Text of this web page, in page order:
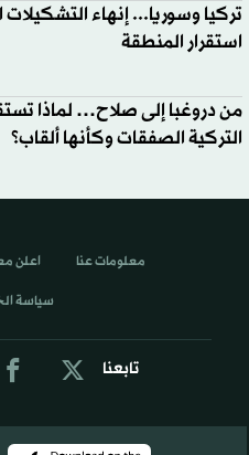
تركيا وسوريا... إنهاء
استقرار المنطقة
من دروغبا إلى صلاح… لماذا
التركية الصفقات وكأنها ألقاب؟
تابعنا
معلومات عنا اعلن
سياسة